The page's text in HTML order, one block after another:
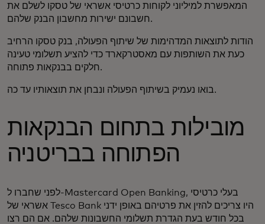
המאפשרת למיליוני לקוחות כרטיסי אשראי של טסקו לשלם את
חשבונם ישירות מחשבון הבנק שלהם.
הודות לתוצאות המדהימות של שיתוף הפעולה, בנק טסקו הרחיב
כעת את השותפות עם מאסטרקארד כדי להציע תשלומי טעינה
חלקים בבנקאות פתוחה.
בואו נעמיק בשיתוף הפעולה ונבחן את תוצאותיו עד כה.
מובילות בתחום הבנקאות
הפתוחה בבריטניה
לפני שחברו ל-Mastercard Open Banking, בעלי כרטיסי
אשראי של Tesco Bank היו צריכים להזין את פרטיהם באופן ידני
בכל חודש בעת הגדרת תשלומי החשבונות שלהם. אם הם רצו